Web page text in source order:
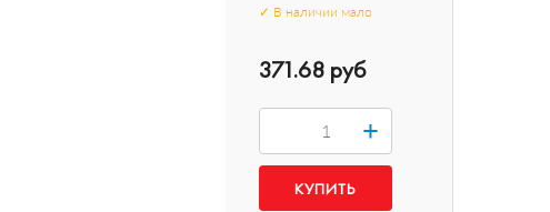
✓ В наличии мало
371.68 руб
+